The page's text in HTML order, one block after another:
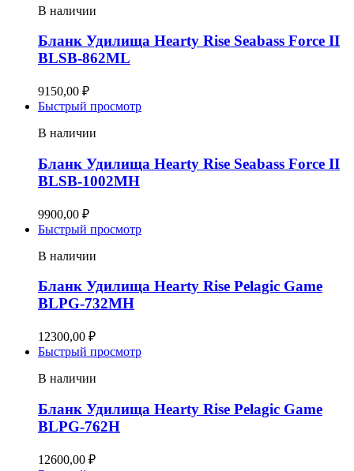
В наличии
Бланк Удилища Hearty Rise Seabass Force II
BLSB-862ML
9150,00 ₽
Быстрый просмотр
В наличии
Бланк Удилища Hearty Rise Seabass Force II
BLSB-1002MH
9900,00 ₽
Быстрый просмотр
В наличии
Бланк Удилища Hearty Rise Pelagic Game
BLPG-732MH
12300,00 ₽
Быстрый просмотр
В наличии
Бланк Удилища Hearty Rise Pelagic Game
BLPG-762H
12600,00 ₽